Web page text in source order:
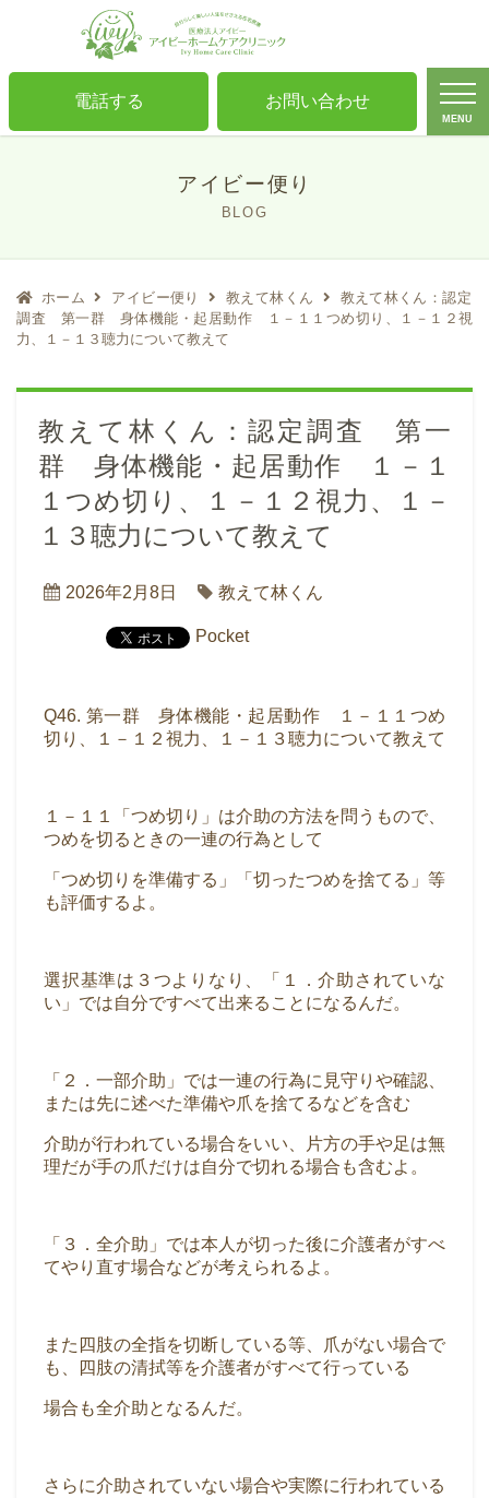
MENU
電話する お問い合わせ
アイビー便り
BLOG
ホーム アイビー便り 教えて林くん
教えて林くん：認定
調査 第一群 身体機能・起居動作 １－１１つめ切り、１－１２視
力、１－１３聴力について教えて
教えて林くん：認定調査 第一
群 身体機能・起居動作 １－１
１つめ切り、１－１２視力、１－
１３聴力について教えて
2026年2月8日 教えて林くん
Pocket
Q46. 第一群 身体機能・起居動作 １－１１つめ
切り、１－１２視力、１－１３聴力について教えて
１－１１「つめ切り」は介助の方法を問うもので、
つめを切るときの一連の行為として
「つめ切りを準備する」「切ったつめを捨てる」等
も評価するよ。
選択基準は３つよりなり、「１．介助されていな
い」では自分ですべて出来ることになるんだ。
「２．一部介助」では一連の行為に見守りや確認、
または先に述べた準備や爪を捨てるなどを含む
介助が行われている場合をいい、片方の手や足は無
理だが手の爪だけは自分で切れる場合も含むよ。
「３．全介助」では本人が切った後に介護者がすべ
てやり直す場合などが考えられるよ。
また四肢の全指を切断している等、爪がない場合で
も、四肢の清拭等を介護者がすべて行っている
場合も全介助となるんだ。
さらに介助されていない場合や実際に行われている